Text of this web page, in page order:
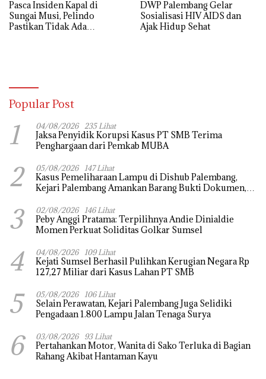
Pasca Insiden Kapal di
Sungai Musi, Pelindo
Pastikan Tidak Ada
DWP Palembang Gelar
Sosialisasi HIV AIDS dan
Ajak Hidup Sehat
Popular Post
1 04/08/2026 235 Lihat
Jaksa Penyidik Korupsi Kasus PT SMB Terima
Penghargaan dari Pemkab MUBA
2 05/08/2026 147 Lihat
Kasus Pemeliharaan Lampu di Dishub Palembang,
Kejari Palembang Amankan Barang Bukti Dokumen,
3 02/08/2026 146 Lihat
Peby Anggi Pratama: Terpilihnya Andie Dinialdie
Momen Perkuat Soliditas Golkar Sumsel
4 04/08/2026 109 Lihat
Kejati Sumsel Berhasil Pulihkan Kerugian Negara Rp
127,27 Miliar dari Kasus Lahan PT SMB
5 05/08/2026 106 Lihat
Selain Perawatan, Kejari Palembang Juga Selidiki
Pengadaan 1.800 Lampu Jalan Tenaga Surya
6 03/08/2026 93 Lihat
Pertahankan Motor, Wanita di Sako Terluka di Bagian
Rahang Akibat Hantaman Kayu